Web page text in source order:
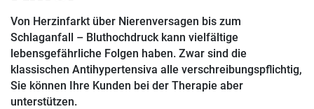
Von Herzinfarkt über Nierenversagen bis zum
Schlaganfall – Bluthochdruck kann vielfältige
lebensgefährliche Folgen haben. Zwar sind die
klassischen Antihypertensiva alle verschreibungspflichtig,
Sie können Ihre Kunden bei der Therapie aber
unterstützen.